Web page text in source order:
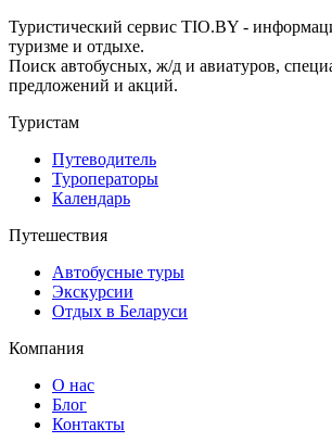
Туристический сервис TIO.BY -
туризме и отдыхе.
Поиск автобусных, ж/д и авиатуров,
предложений и акций.
Туристам
Путеводитель
Туроператоры
Календарь
Путешествия
Автобусные туры
Экскурсии
Отдых в Беларуси
Компания
О нас
Блог
Контакты